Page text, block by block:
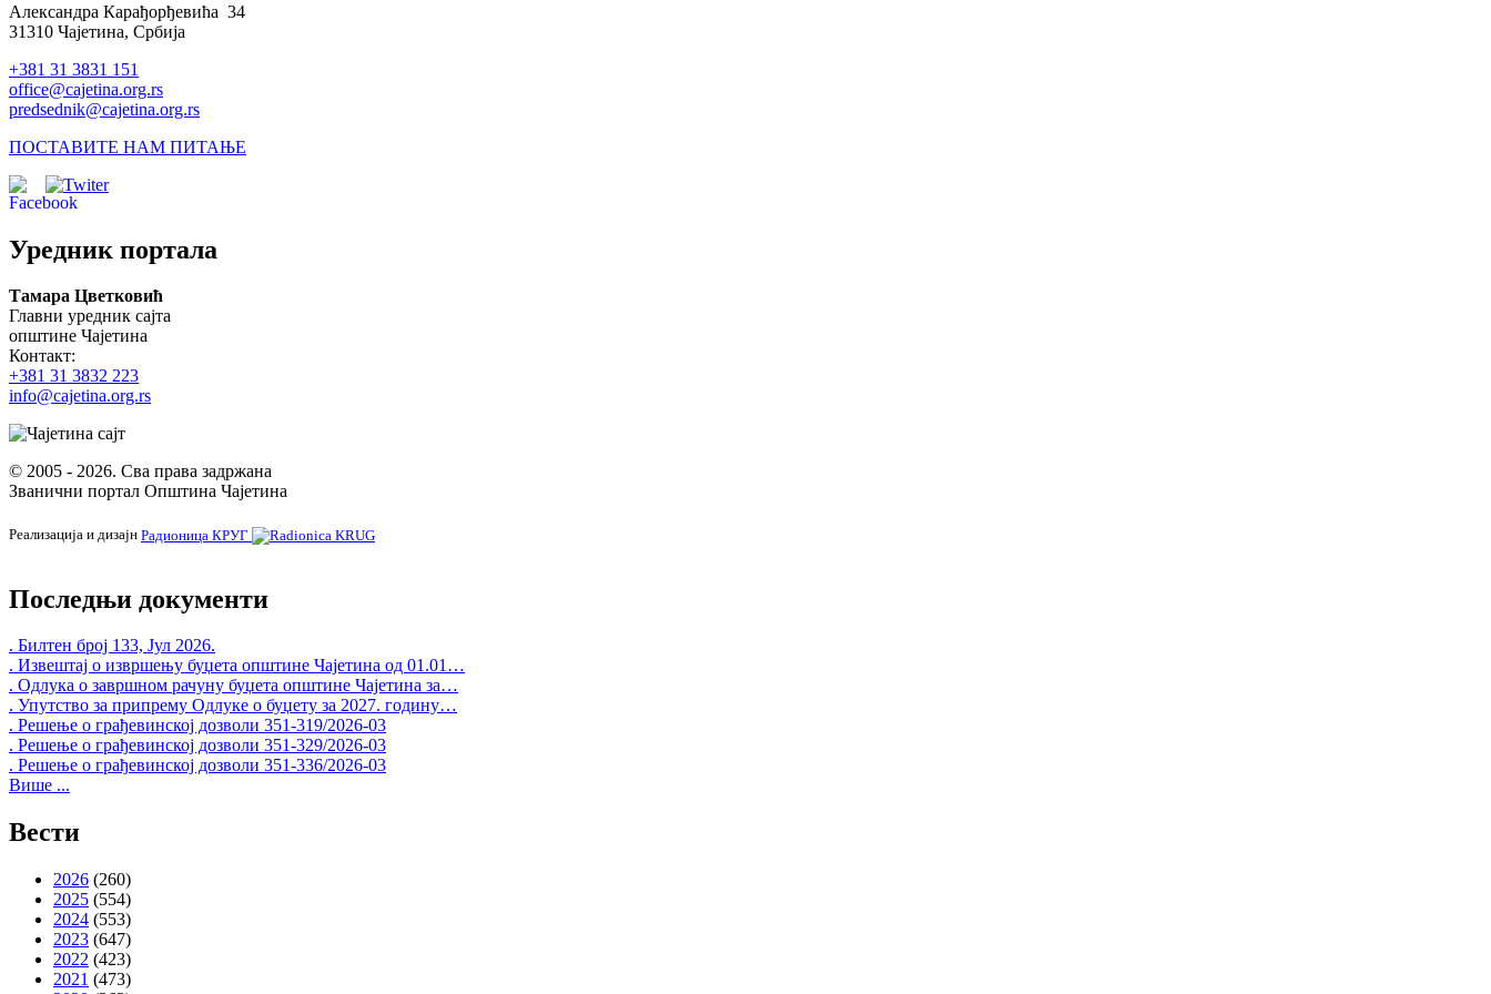
Александра Карађорђевића 34
31310 Чајетина, Србија
+381 31 3831 151
office@cajetina.org.rs
predsednik@cajetina.org.rs
ПОСТАВИТЕ НАМ ПИТАЊЕ
Уредник портала
Тамара Цветковић
Главни уредник сајта
општине Чајетина
Контакт:
+381 31 3832 223
info@cajetina.org.rs
© 2005 - 2026. Сва права задржана
Званични портал Општина Чајетина
Реализација и дизајн Радионица КРУГ
Последњи документи
. Билтен број 133, Јул 2026.
. Извештај о извршењу буџета општине Чајетина од 01.01…
. Одлука о завршном рачуну буџета општине Чајетина за…
. Упутство за припрему Одлуке о буџету за 2027. годину…
. Решење о грађевинској дозволи 351-319/2026-03
. Решење о грађевинској дозволи 351-329/2026-03
. Решење о грађевинској дозволи 351-336/2026-03
Више ...
Вести
2026 (260)
2025 (554)
2024 (553)
2023 (647)
2022 (423)
2021 (473)